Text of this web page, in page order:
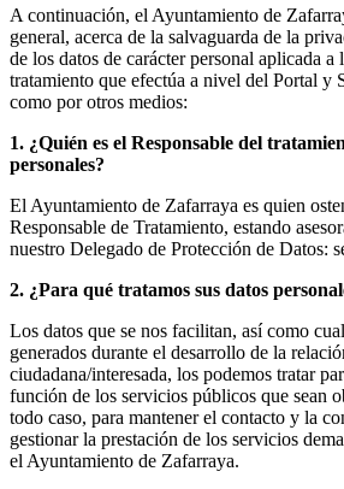
A continuación, el Ayuntamiento de
general, acerca de la salvaguarda de la
de los datos de carácter personal aplicada a
tratamiento que efectúa a nivel del Portal y
como por otros medios:
1. ¿Quién es el Responsable del
personales?
El Ayuntamiento de Zafarraya es quien
Responsable de Tratamiento, estando
nuestro Delegado de Protección de Datos:
2. ¿Para qué tratamos sus datos
Los datos que se nos facilitan, así como
generados durante el desarrollo de la
ciudadana/interesada, los podemos tratar
función de los servicios públicos que sean
todo caso, para mantener el contacto y la
gestionar la prestación de los servicios
el Ayuntamiento de Zafarraya.